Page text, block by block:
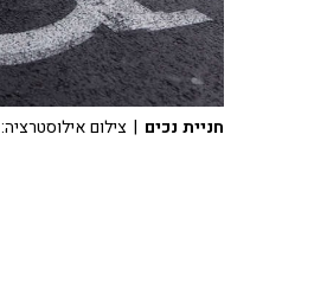
חניית נכים | צילום אילוסטרציה: Ingram Image